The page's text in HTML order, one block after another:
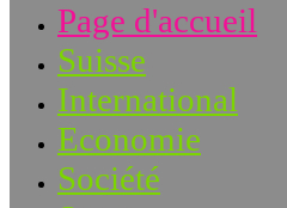
Page d'accueil
Suisse
International
Economie
Société